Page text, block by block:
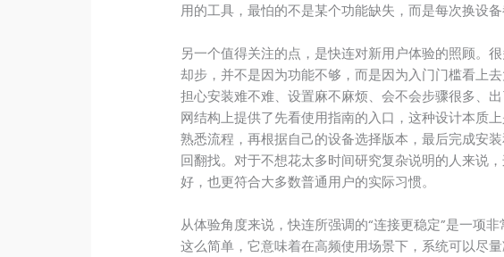
用的工具，最怕的不是某个功能缺失，而是每次换设备
另一个值得关注的点，是快连对新用户体验的照顾。
却步，并不是因为功能不够，而是因为入门门槛看上
担心安装难不难、设置麻不麻烦、会不会步骤很多、
网结构上提供了先看使用指南的入口，这种设计本质
熟悉流程，再根据自己的设备选择版本，最后完成安
回翻找。对于不想花太多时间研究复杂说明的人来说
好，也更符合大多数普通用户的实际习惯。
从体验角度来说，快连所强调的“连接更稳定”是一项
这么简单，它意味着在高频使用场景下，系统可以尽